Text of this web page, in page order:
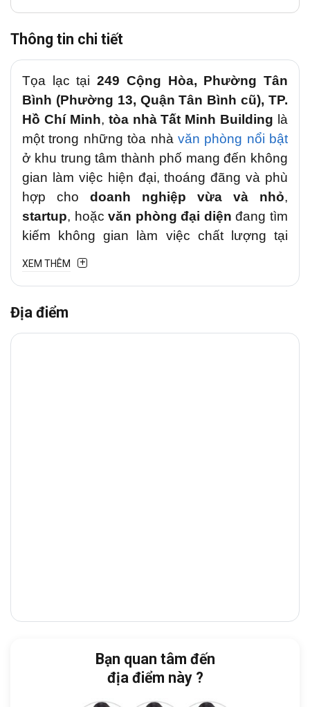
Thông tin chi tiết
Tọa lạc tại249 Cộng Hòa, Phường Tân
Bình (Phường 13, Quận Tân Bình cũ), TP.
Hồ Chí Minh, tòa nhà Tất Minh Building là
một trong những tòa nhà văn phòng nổi bật
ở khu trung tâm thành phố mang đến không
gian làm việc hiện đại, thoáng đãng và phù
hợp cho doanh nghiệp vừa và nhỏ,
startup, hoặcvăn phòng đại diện đang tìm
kiếm không gian làm việc chất lượng tại
trung tâm Quận Tân Bình.
1. Vị trí chiến lược
Văn phòng cho thuê
Bệnh Viện Quận Tân Bình:5 phút
Cảng hàng không Quốc tế Tân Sơn
XEM THÊM
Địa điểm
Bạn quan tâm đến
địa điểm này ?